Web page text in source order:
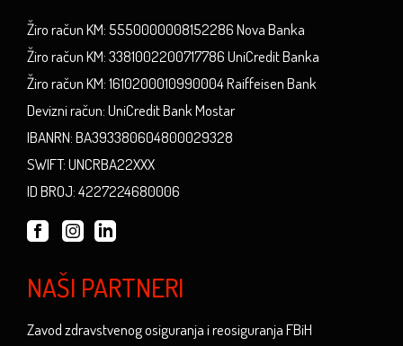
Žiro račun KM: 5550000008152286 Nova Banka
Žiro račun KM: 3381002200717786 UniCredit Banka
Žiro račun KM: 1610200010990004 Raiffeisen Bank
Devizni račun: UniCredit Bank Mostar
IBANRN: BA393380604800029328
SWIFT: UNCRBA22XXX
ID BROJ: 4227224680006
NAŠI PARTNERI
Zavod zdravstvenog osiguranja i reosiguranja FBiH